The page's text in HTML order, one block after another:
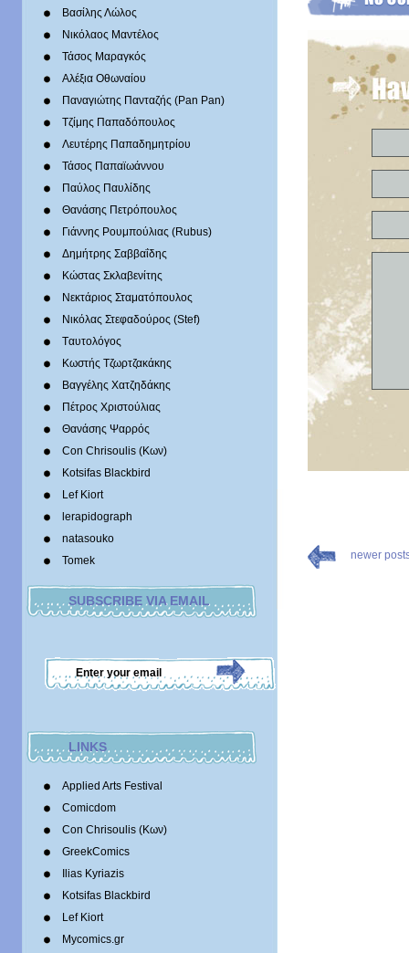
Βασίλης Λώλος
Νικόλαος Μαντέλος
Τάσος Μαραγκός
Αλέξια Οθωναίου
Παναγιώτης Πανταζής (Pan Pan)
Τζίμης Παπαδόπουλος
Λευτέρης Παπαδημητρίου
Τάσος Παπαϊωάννου
Παύλος Παυλίδης
Θανάσης Πετρόπουλος
Γιάννης Ρουμπούλιας (Rubus)
Δημήτρης Σαββαΐδης
Κώστας Σκλαβενίτης
Νεκτάριος Σταματόπουλος
Νικόλας Στεφαδούρος (Stef)
Tαυτολόγος
Κωστής Τζωρτζακάκης
Βαγγέλης Χατζηδάκης
Πέτρος Χριστούλιας
Θανάσης Ψαρρός
Con Chrisoulis (Κων)
Kotsifas Blackbird
Lef Kiort
lerapidograph
natasouko
Tomek
SUBSCRIBE VIA EMAIL
LINKS
Applied Arts Festival
Comicdom
Con Chrisoulis (Κων)
GreekComics
Ilias Kyriazis
Kotsifas Blackbird
Lef Kiort
Mycomics.gr
newer